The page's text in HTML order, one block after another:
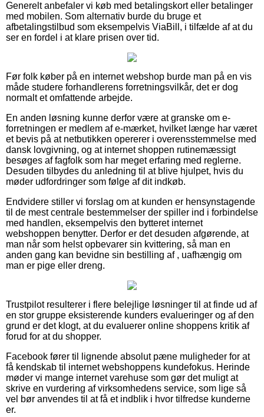
Generelt anbefaler vi køb med betalingskort eller betalinger
med mobilen. Som alternativ burde du bruge et
afbetalingstilbud som eksempelvis ViaBill, i tilfælde af at du
ser en fordel i at klare prisen over tid.
Før folk køber på en internet webshop burde man på en vis
måde studere forhandlerens forretningsvilkår, det er dog
normalt et omfattende arbejde.
En anden løsning kunne derfor være at granske om e-
forretningen er medlem af e-mærket, hvilket længe har været
et bevis på at netbutikken opererer i overensstemmelse med
dansk lovgivning, og at internet shoppen rutinemæssigt
besøges af fagfolk som har meget erfaring med reglerne.
Desuden tilbydes du anledning til at blive hjulpet, hvis du
møder udfordringer som følge af dit indkøb.
Endvidere stiller vi forslag om at kunden er hensynstagende
til de mest centrale bestemmelser der spiller ind i forbindelse
med handlen, eksempelvis den bytteret internet
webshoppen benytter. Derfor er det desuden afgørende, at
man når som helst opbevarer sin kvittering, så man en
anden gang kan bevidne sin bestilling af , uafhængig om
man er pige eller dreng.
Trustpilot resulterer i flere belejlige løsninger til at finde ud af
en stor gruppe eksisterende kunders evalueringer og af den
grund er det klogt, at du evaluerer online shoppens kritik af
forud for at du shopper.
Facebook fører til lignende absolut pæne muligheder for at
få kendskab til internet webshoppens kundefokus. Herinde
møder vi mange internet varehuse som gør det muligt at
skrive en vurdering af virksomhedens service, som lige så
vel bør anvendes til at få et indblik i hvor tilfredse kunderne
er.